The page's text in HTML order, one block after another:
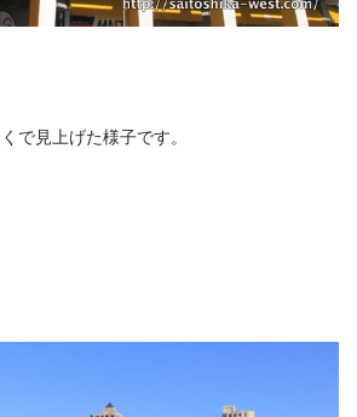
で見上げた様子です。